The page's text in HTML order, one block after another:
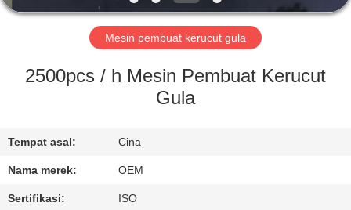
TUR
KONTROL
HUBUNGI
KAMI
Mesin pembuat kerucut gula
2500pcs / h Mesin Pembuat Kerucut
Gula
Tempat asal: Cina
Nama merek: OEM
Sertifikasi: ISO